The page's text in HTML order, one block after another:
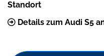
Standort
Details zum Audi S5